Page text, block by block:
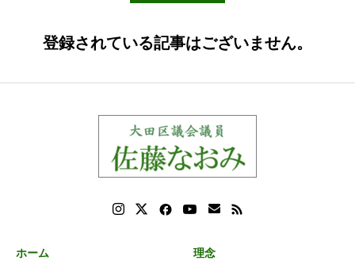
登録されている記事はございません。
ホーム 理念